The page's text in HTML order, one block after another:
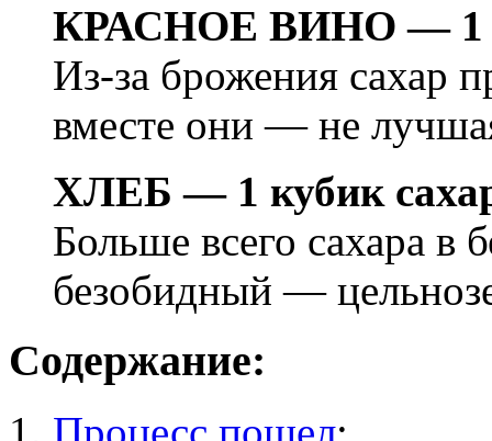
КРАСНОЕ ВИНО — 1
Из-за брожения сахар
вместе они — не
ХЛЕБ — 1 кубик
Больше всего сахара в
безобидный —
Содержание: